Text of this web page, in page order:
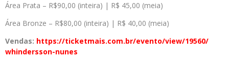
Área Prata – R$90,00 (inteira) | R$ 45,00 (meia)
Área Bronze – R$80,00 (inteira) | R$ 40,00 (meia)
Vendas: https://ticketmais.com.br/evento/view/19560/
whindersson-nunes